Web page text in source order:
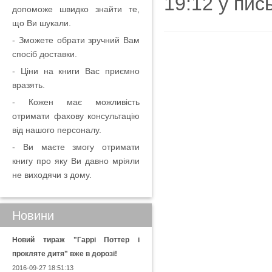
допоможе швидко знайти те,
що Ви шукали.
- Зможете обрати зручний Вам
спосіб доставки.
- Ціни на книги Вас приємно
вразять.
- Кожен має можливість
отримати фахову консультацію
від нашого персоналу.
- Ви маєте змогу отримати
книгу про яку Ви давно мріяли
не виходячи з дому.
Новини
Новий тираж "Гаррі Поттер і
прокляте дитя" вже в дорозі!
2016-09-27 18:51:13